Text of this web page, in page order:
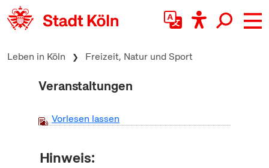
zum Inhalt springen
Leben in Köln Freizeit, Natur und Sport
Veranstaltungen
Vorlesen lassen
Hinweis: